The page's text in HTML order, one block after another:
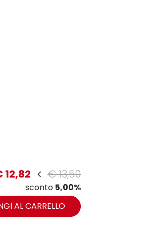
12,82 € 13,50
sconto 5,00%
AL CARRELLO